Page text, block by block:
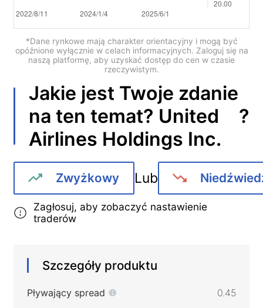
Bahasa Indonesia
Bahasa Melayu
*Dane rynkowe mają charakter orientacyjny i mogą być
opóźnione wyłącznie w celach informacyjnych. Zaloguj się na
naszą platformę, aby uzyskać dostęp do cen w czasie
rzeczywistym.
Jakie jest Twoje zdanie
na ten temat? United
Airlines Holdings Inc.
?
Zwyżkowy Lub
Zagłosuj, aby zobaczyć nastawienie
traderów
Szczegóły produktu
Pływający spread 0.45